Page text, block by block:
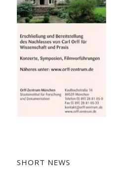
SHORT NEWS